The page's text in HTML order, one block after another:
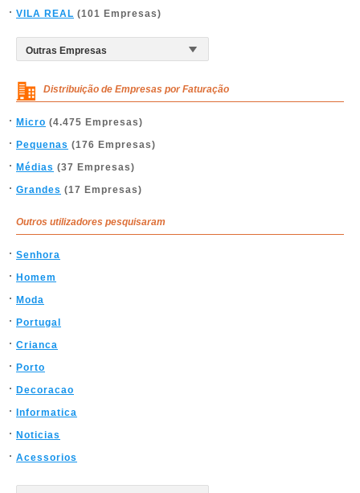
VILA REAL (101 Empresas)
Distribuição de Empresas por Faturação
Micro (4.475 Empresas)
Pequenas (176 Empresas)
Médias (37 Empresas)
Grandes (17 Empresas)
Outros utilizadores pesquisaram
Senhora
Homem
Moda
Portugal
Crianca
Porto
Decoracao
Informatica
Noticias
Acessorios